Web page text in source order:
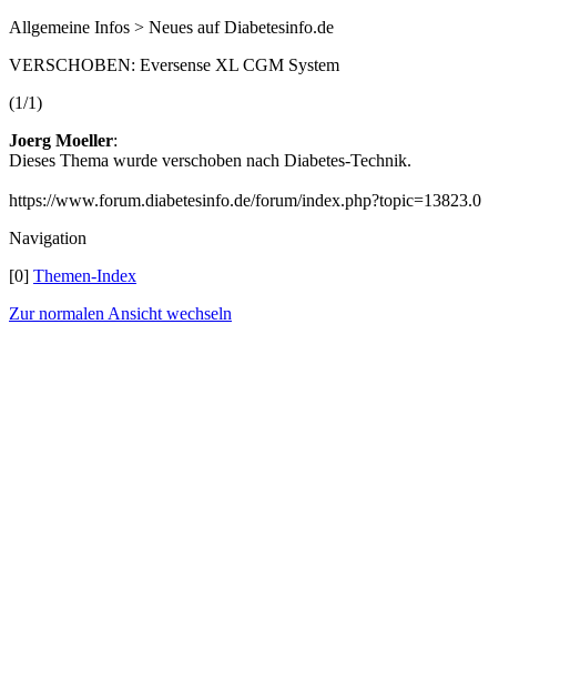
Allgemeine Infos > Neues auf Diabetesinfo.de
VERSCHOBEN: Eversense XL CGM System
(1/1)
Joerg Moeller:
Dieses Thema wurde verschoben nach Diabetes-Technik.
https://www.forum.diabetesinfo.de/forum/index.php?topic=13823.0
Navigation
[0] Themen-Index
Zur normalen Ansicht wechseln